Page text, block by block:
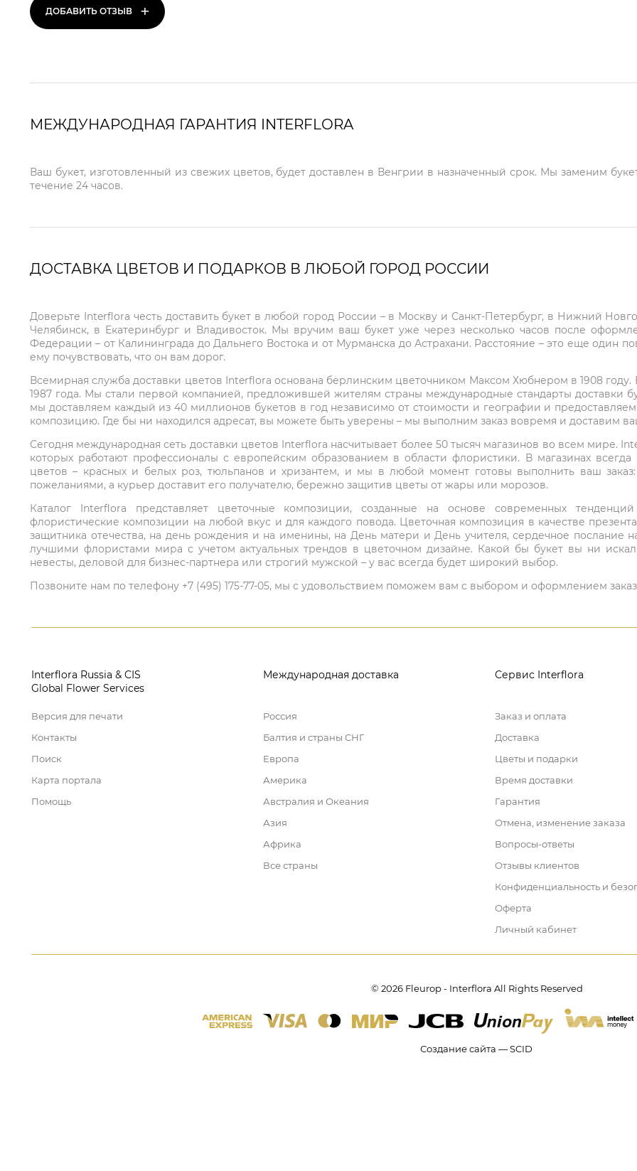
ДОБАВИТЬ ОТЗЫВ +
МЕЖДУНАРОДНАЯ ГАРАНТИЯ INTERFLORA
Ваш букет, изготовленный из свежих цветов, будет доставлен в Венгрии в назначенный срок. Мы заменим
течение 24 часов.
ДОСТАВКА ЦВЕТОВ И ПОДАРКОВ В ЛЮБОЙ ГОРОД РОССИИ
Доверьте Interflora честь доставить букет в любой город России – в Москву и Санкт-Петербург, в Нижний
Челябинск, в Екатеринбург и Владивосток. Мы вручим ваш букет уже через несколько часов после
Федерации – от Калининграда до Дальнего Востока и от Мурманска до Астрахани. Расстояние – это еще один
ему почувствовать, что он вам дорог.
Всемирная служба доставки цветов Interflora основана берлинским цветочником Максом Хюбнером в 1908
1987 года. Мы стали первой компанией, предложившей жителям страны международные стандарты доставки
мы доставляем каждый из 40 миллионов букетов в год независимо от стоимости и географии и
композицию. Где бы ни находился адресат, вы можете быть уверены – мы выполним заказ вовремя и доставим
Сегодня международная сеть доставки цветов Interflora насчитывает более 50 тысяч магазинов во всем мире.
которых работают профессионалы с европейским образованием в области флористики. В магазинах
цветов – красных и белых роз, тюльпанов и хризантем, и мы в любой момент готовы выполнить ваш
пожеланиями, а курьер доставит его получателю, бережно защитив цветы от жары или морозов.
Каталог Interflora представляет цветочные композиции, созданные на основе современных
флористические композиции на любой вкус и для каждого повода. Цветочная композиция в качестве
защитника отечества, на день рождения и на именины, на День матери и День учителя, сердечное послание
лучшими флористами мира с учетом актуальных трендов в цветочном дизайне. Какой бы букет вы ни
невесты, деловой для бизнес-партнера или строгий мужской – у вас всегда будет широкий выбор.
Позвоните нам по телефону +7 (495) 175-77-05, мы с удовольствием поможем вам с выбором и оформлением
Interflora Russia & CIS
Global Flower Services
Версия для печати
Контакты
Поиск
Карта портала
Помощь
Международная доставка
Россия
Балтия и страны СНГ
Европа
Америка
Австралия и Океания
Азия
Африка
Все страны
Сервис Interflora
Заказ и оплата
Доставка
Цветы и подарки
Время доставки
Гарантия
Отмена, изменение заказа
Вопросы-ответы
Отзывы клиентов
Конфиденциальность и
Оферта
Личный кабинет
© 2026 Fleurop - Interflora All Rights Reserved
Создание сайта — SCID